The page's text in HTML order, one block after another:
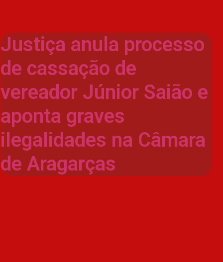
Justiça anula processo
de cassação de
vereador Júnior Saião e
aponta graves
ilegalidades na Câmara
de Aragarças